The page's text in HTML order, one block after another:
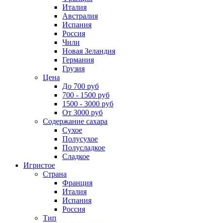
Италия
Австралия
Испания
Россия
Чили
Новая Зеландия
Германия
Грузия
Цена
До 700 руб
700 - 1500 руб
1500 - 3000 руб
От 3000 руб
Содержание сахара
Сухое
Полусухое
Полусладкое
Сладкое
Игристое
Страна
Франция
Италия
Испания
Россия
Тип